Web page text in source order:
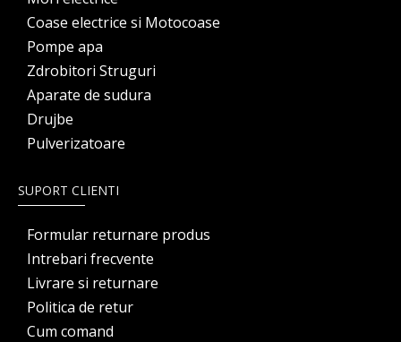
Coase electrice si Motocoase
Pompe apa
Zdrobitori Struguri
Aparate de sudura
Drujbe
Pulverizatoare
SUPORT CLIENTI
Formular returnare produs
Intrebari frecvente
Livrare si returnare
Politica de retur
Cum comand